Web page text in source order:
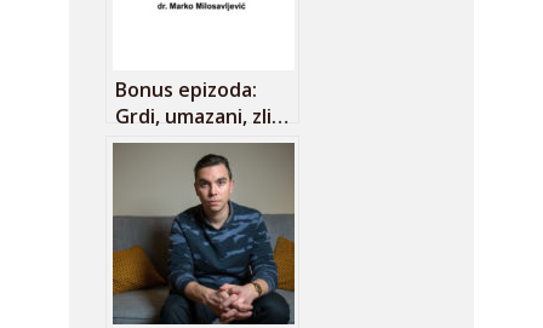
Bonus epizoda:
Grdi, umazani, zli…
nesposobni